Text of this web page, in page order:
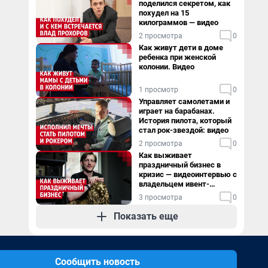
поделился секретом, как
похудел на 15
килограммов — видео
2 просмотра 0
Как живут дети в доме
ребенка при женской
колонии. Видео
1 просмотр 0
Управляет самолетами и
играет на барабанах.
История пилота, который
стал рок-звездой: видео
2 просмотра 0
Как выживает
праздничный бизнес в
кризис — видеоинтервью с
владельцем ивент-
агентства
3 просмотра 0
Показать еще
Сообщить новость